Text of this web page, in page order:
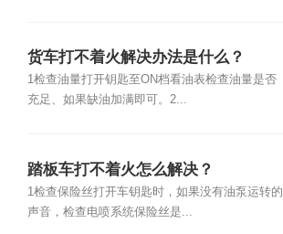
货车打不着火解决办法是什么？
1检查油量打开钥匙至ON档看油表检查油量是否
充足、如果缺油加满即可。2...
踏板车打不着火怎么解决？
1检查保险丝打开车钥匙时，如果没有油泵运转的
声音，检查电喷系统保险丝是...